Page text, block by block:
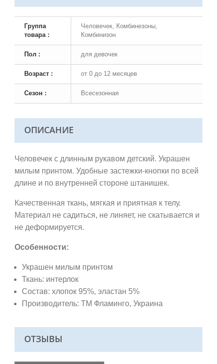
Группа
товара :
Человечек, Комбинезоны,
Комбинизон
Пол : для девочек
Возраст : от 0 до 12 месяцев
Сезон : Всесезонная
ОПИСАНИЕ
Человечек с длинным рукавом детский. Украшен
милым принтом. Удобные застежки-кнопки по всей
длине и по внутренней стороне штанишек.
Качественная ткань, мягкая и приятная к телу.
Материал не садиться, не линяет, не скатывается и
не деформируется.
Особенности:
Украшен милым принтом
Ткань: интерлок
Состав: хлопок 95%, эластан 5%
Производитель: ТМ Фламинго, Украина
ОТЗЫВЫ